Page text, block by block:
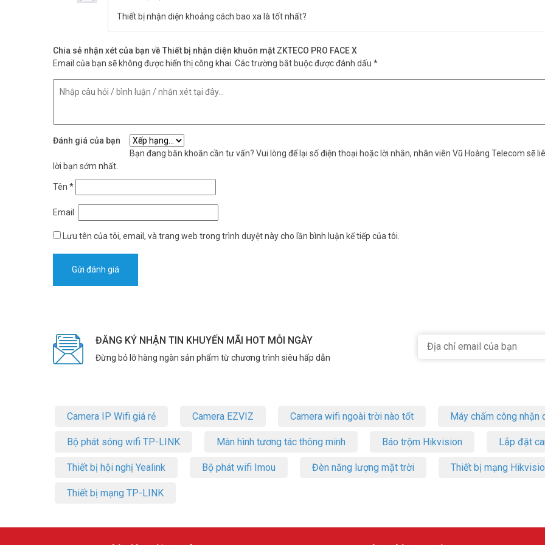
– Chức năng tiêu chuẩn: Cấp độ truy cập, nhóm, ngày lễ, DST, Chế độ Duress (Mật khẩu), Chống trả lại. Truy vấn bản ghi, Hình nền
– Thuật toán khuôn mặt: ZKLiveFace5.8
– Khối lượng tịnh: 853 g
– Kích thước (H * L * D): 227 * 143 * 26mm
– Điện áp hoạt động: 12 V DC
Đặt mua hàng Online ngay ZKTeco PRO FACE X mới nhất, xin vui lòng liên hệ HOTLINE1900.9259để được hỗ trợ tốt nhất. Tham
hình ảnh tạiFacebook Vuhoangtelecom
Thiết bị nhận diện khoảng cách bao xa là tốt nhất?
Chia sẻ nhận xét của bạn về Thiết bị nhận diện khuôn mặt ZKTECO PRO FACE X
Email của bạn sẽ không được hiển thị công khai. Các trường bắt buộc được đánh dấu *
Đánh giá của bạn
Bạn đang băn khoăn cần tư vấn? Vui lòng để lại số điện thoại hoặc lời nhắn, nhân viên Vũ Hoàng Telecom sẽ
lời bạn sớm nhất.
Tên *
Email
Lưu tên của tôi, email, và trang web trong trình duyệt này cho lần bình luận kế tiếp của tôi.
ĐĂNG KÝ NHẬN TIN KHUYẾN MÃI HOT MỖI NGÀY
Đừng bỏ lỡ hàng ngàn sản phẩm từ chương trình siêu hấp dẫn
Camera IP Wifi giá rẻ Camera EZVIZ Camera wifi ngoài trời nào tốt Máy chấm công nhận
Bộ phát sóng wifi TP-LINK Màn hình tương tác thông minh Báo trộm Hikvision Lắp đặt
Thiết bị hội nghị Yealink Bộ phát wifi Imou Đèn năng lượng mặt trời Thiết bị mạng
Thiết bị mạng TP-LINK